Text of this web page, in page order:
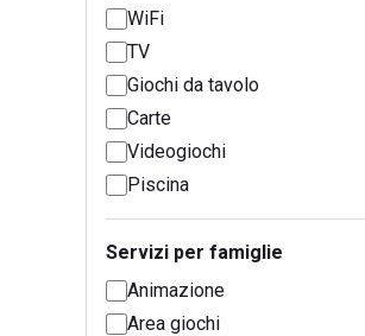
WiFi
TV
Giochi da tavolo
Carte
Videogiochi
Piscina
Servizi per famiglie
Animazione
Area giochi